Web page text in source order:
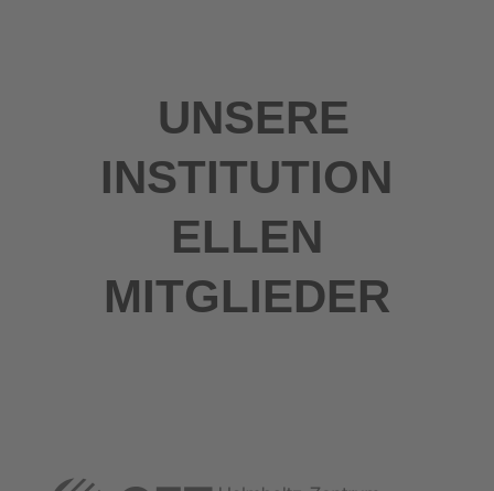
UNSERE
INSTITUTION
ELLEN
MITGLIEDER